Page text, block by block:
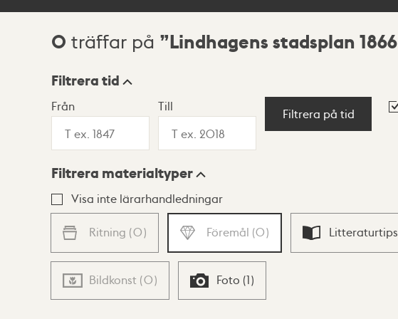
Sökresultat
0 träffar på Lindhagens stadsplan 1866
Visningsläge
Lista Karta
Filtrera tid
Från Till
Filtrera på tid
Filtrera materialtyper
Visa inte lärarhandledningar
Ritning (0) Föremål (0) Litteraturtips
Bildkonst (0) Foto (1)